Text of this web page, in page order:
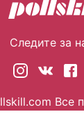
Следите за
Все